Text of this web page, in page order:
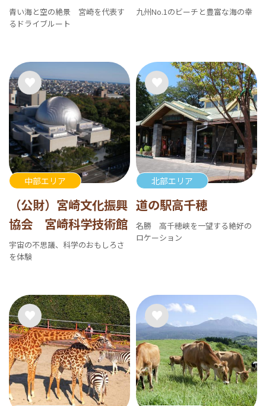
青い海と空の絶景 宮崎を代表す
るドライブルート
九州No.1のビーチと豊富な海の幸
中部エリア
（公財）宮崎文化振興
協会 宮崎科学技術館
宇宙の不思議、科学のおもしろさ
を体験
北部エリア
道の駅高千穂
名勝 高千穂峡を一望する絶好の
ロケーション